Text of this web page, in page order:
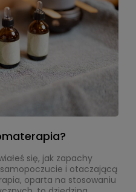
się, jak zapachy
i otaczającą
oparta na stosowaniu